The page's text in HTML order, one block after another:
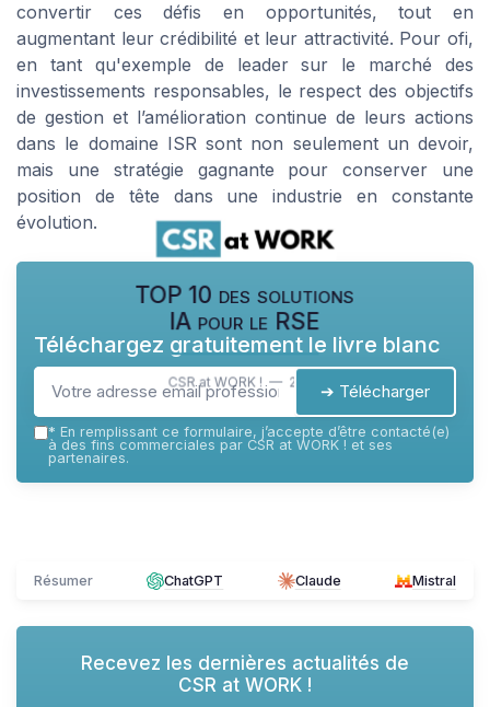
convertir ces défis en opportunités, tout en
augmentant leur crédibilité et leur attractivité. Pour ofi,
en tant qu'exemple de leader sur le marché des
investissements responsables, le respect des objectifs
de gestion et l’amélioration continue de leurs actions
dans le domaine ISR sont non seulement un devoir,
mais une stratégie gagnante pour conserver une
position de tête dans une industrie en constante
évolution.
TOP 10 des solutions
IA pour le RSE
CSR at WORK ! — 2026
Téléchargez gratuitement le livre blanc
➔ Télécharger
* En remplissant ce formulaire, j’accepte d’être contacté(e)
à des fins commerciales par CSR at WORK ! et ses
partenaires.
Résumer ChatGPT Claude Mistral
Recevez les dernières actualités de
CSR at WORK !